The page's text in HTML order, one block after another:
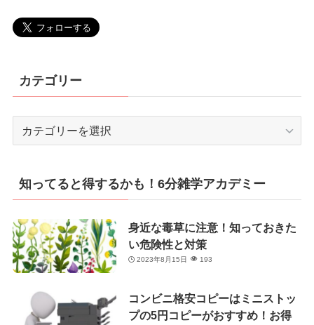
カテゴリー
リ
ー
知ってると得するかも！6分雑学アカデミー
身近な毒草に注意！知っておきた
い危険性と対策
2023年8月15日 193
コンビニ格安コピーはミニストッ
プの5円コピーがおすすめ！お得